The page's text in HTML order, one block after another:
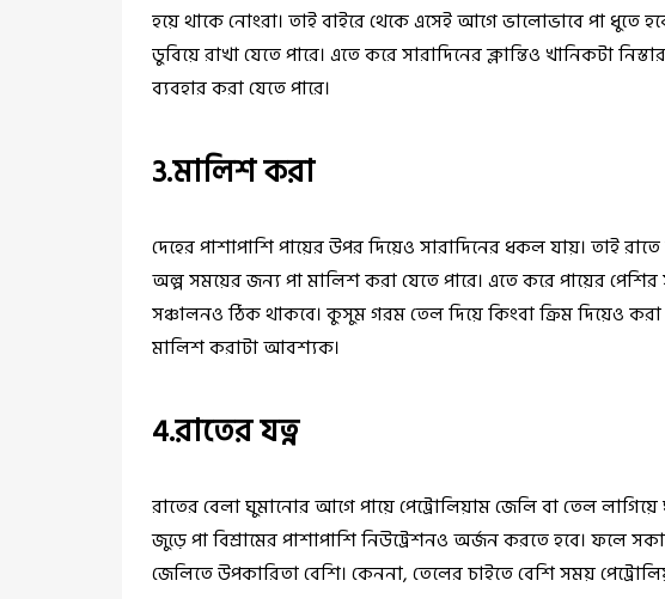
হয়ে থাকে নোংরা। তাই বাইরে থেকে এসেই আগে ভালোভাবে পা ধুতে
ডুবিয়ে রাখা যেতে পারে। এতে করে সারাদিনের ক্লান্তিও খানিকটা
ব্যবহার করা যেতে পারে।
3.মালিশ করা
দেহের পাশাপাশি পায়ের উপর দিয়েও সারাদিনের ধকল যায়। তাই
অল্প সময়ের জন্য পা মালিশ করা যেতে পারে। এতে করে পায়ের
সঞ্চালনও ঠিক থাকবে। কুসুম গরম তেল দিয়ে কিংবা ক্রিম দিয়েও করা
মালিশ করাটা আবশ্যক।
4.রাতের যত্ন
রাতের বেলা ঘুমানোর আগে পায়ে পেট্রোলিয়াম জেলি বা তেল লাগিয়ে
জুড়ে পা বিশ্রামের পাশাপাশি নিউট্রেশনও অর্জন করতে হবে। ফলে
জেলিতে উপকারিতা বেশি। কেননা, তেলের চাইতে বেশি সময়